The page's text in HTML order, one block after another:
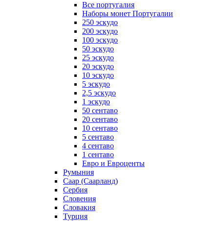
Все португалия
Наборы монет Португалии
250 эскудо
200 эскудо
100 эскудо
50 эскудо
25 эскудо
20 эскудо
10 эскудо
5 эскудо
2,5 эскудо
1 эскудо
50 сентаво
20 сентаво
10 сентаво
5 сентаво
4 сентаво
1 сентаво
Евро и Евроценты
Румыния
Саар (Саарланд)
Сербия
Словения
Словакия
Турция